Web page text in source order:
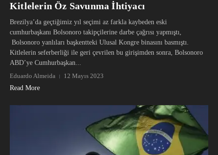
Kitlelerin Öz Savunma İhtiyacı
Brezilya’da geçtiğimiz yıl seçimi az farkla kaybeden eski
cumhurbaşkanı Bolsonoro takipçilerine darbe çağrısı yapmıştı,
Bolsonoro yanlıları başkentteki Ulusal Kongre binasını basmıştı.
Kitlelerin seferberliği ile geri çevrilen bu girişimden sonra, Bolsonoro
ABD’ye Cumhurbaşkan...
Eduardo Almeida
12 Mayıs 2023
Read More